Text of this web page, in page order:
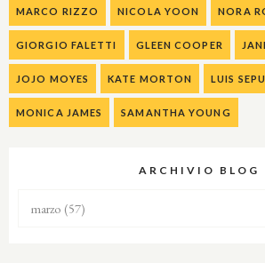
MARCO RIZZO NICOLA YOON NORA
GIORGIO FALETTI GLEEN COOPER
JOJO MOYES KATE MORTON LUIS
MONICA JAMES SAMANTHA YOUNG
ARCHIVIO BLOG